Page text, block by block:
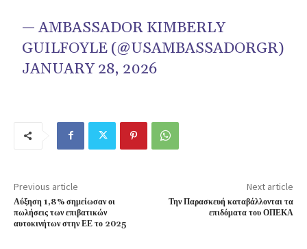
— AMBASSADOR KIMBERLY
GUILFOYLE (@USAMBASSADORGR)
JANUARY 28, 2026
Previous article
Αύξηση 1,8% σημείωσαν οι
πωλήσεις των επιβατικών
αυτοκινήτων στην ΕΕ το 2025
Next article
Την Παρασκευή καταβάλλονται τα
επιδόματα του ΟΠΕΚΑ